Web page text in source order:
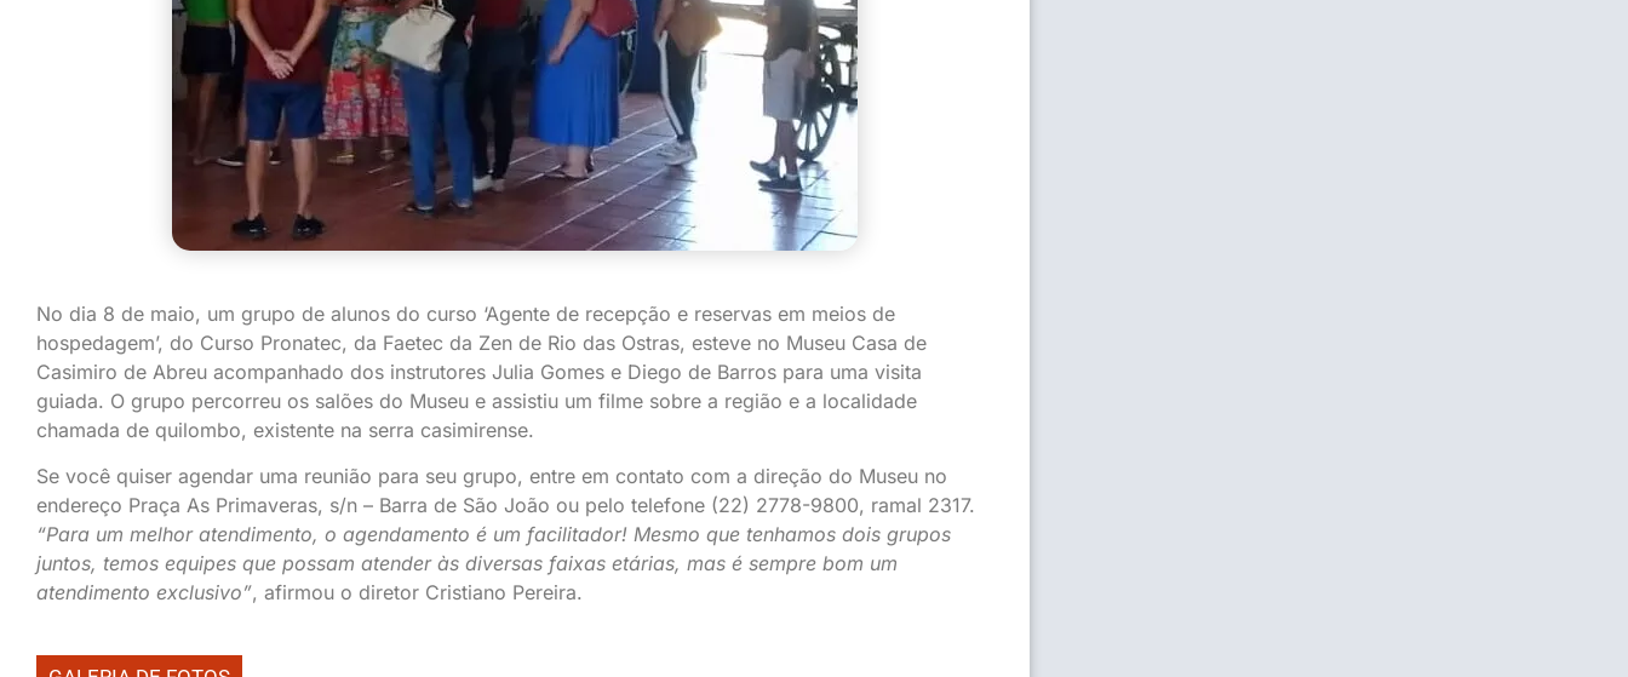
No dia 8 de maio, um grupo de alunos do curso ‘Agente de recepção e reservas em meios de
hospedagem’, do Curso Pronatec, da Faetec da Zen de Rio das Ostras, esteve no Museu Casa de
Casimiro de Abreu acompanhado dos instrutores Julia Gomes e Diego de Barros para uma visita
guiada. O grupo percorreu os salões do Museu e assistiu um filme sobre a região e a localidade
chamada de quilombo, existente na serra casimirense.
Se você quiser agendar uma reunião para seu grupo, entre em contato com a direção do Museu no
endereço Praça As Primaveras, s/n – Barra de São João ou pelo telefone (22) 2778-9800, ramal 2317.
“Para um melhor atendimento, o agendamento é um facilitador! Mesmo que tenhamos dois grupos
juntos, temos equipes que possam atender às diversas faixas etárias, mas é sempre bom um
atendimento exclusivo”, afirmou o diretor Cristiano Pereira.